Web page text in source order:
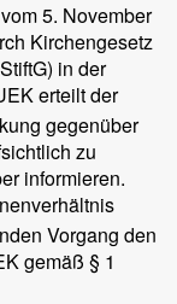
5. November
Kirchengesetz
in der
erteilt der
gegenüber
zu
informieren.
Vorgang den
gemäß § 1